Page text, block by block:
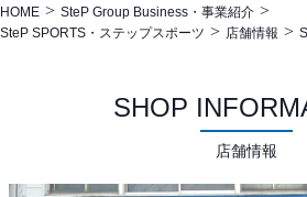
HOME
SteP Group Business・事業紹介
SteP SPORTS・ステップスポーツ
店舗情報
SHOP
店舗情報